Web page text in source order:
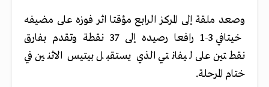
وصعد ملقة إلى المركز الرابع مؤقتا اثر فوزه على مضيفه
خيتافي 3-1 رافعا رصيده إلى 37 نقطة وتقدم بفارق
نقطتين على ليفانتي الذي يستقبل بيتيس الاثنين في
ختام المرحلة.